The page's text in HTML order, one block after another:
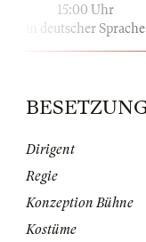
15:00 Uhr
in deutscher Sprache
Dirigent
Regie
Konzeption Bühne
Kostüme